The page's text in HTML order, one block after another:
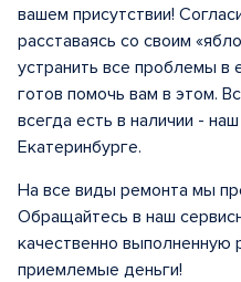
вашем присутствии!
расставаясь со своим
устранить все проблемы в
готов помочь вам в этом.
всегда есть в наличии -
Екатеринбурге.
На все виды ремонта мы
Обращайтесь в наш
качественно выполненную
приемлемые деньги!